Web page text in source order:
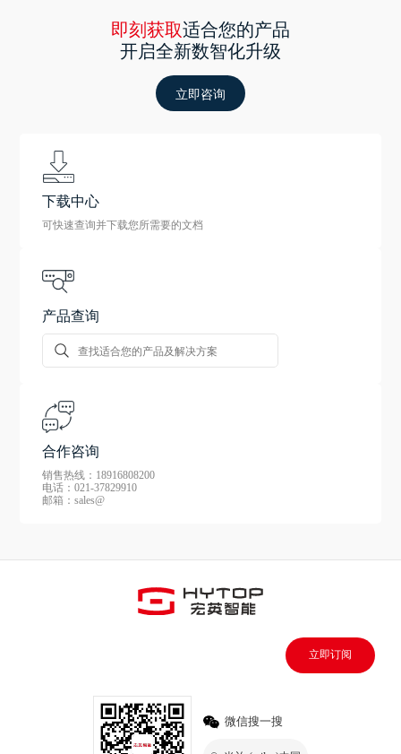
即刻获取适合您的产品
开启全新数智化升级
立即咨询
下载中心
可快速查询并下载您所需要的文档
产品查询
合作咨询
销售热线：18916808200
电话：021-37829910
邮箱：sales@
立即订阅
微信搜一搜